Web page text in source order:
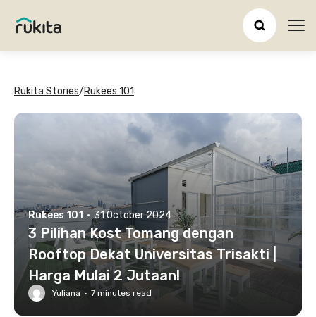
Rukita Stories/Rukees 101
Rukees 101 · 31 October 2024
3 Pilihan Kost Tomang dengan
Rooftop Dekat Universitas Trisakti |
Harga Mulai 2 Jutaan!
Yuliana · 7 minutes read